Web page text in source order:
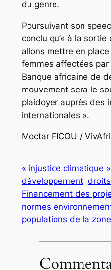
du genre.
Poursuivant son
conclu qu’« à la
allons mettre en
femmes affectées
Banque africaine de
mouvement sera le
plaidoyer auprès des
internationales ».
Moctar FICOU /
« injustice climatique »
développement
Financement des
normes
populations de la zone